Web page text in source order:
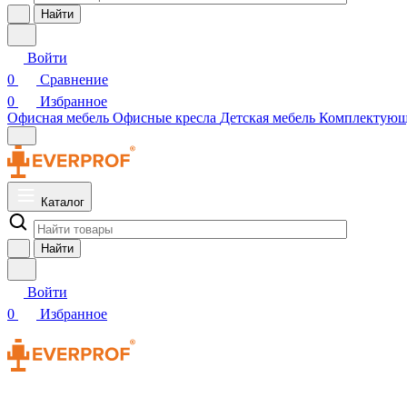
Найти
Войти
0
Сравнение
0
Избранное
Офисная мебель Офисные кресла Детская мебель
Каталог
Найти
Войти
0
Избранное